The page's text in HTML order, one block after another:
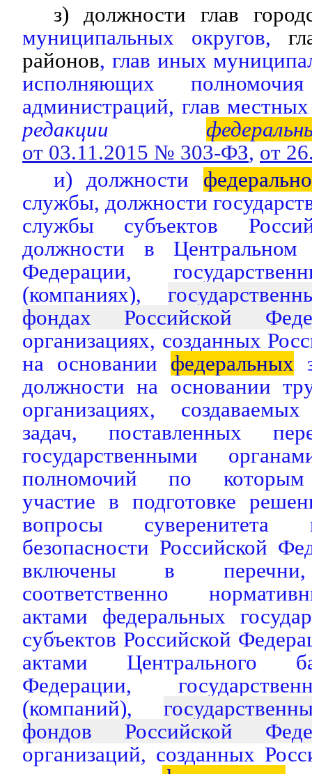
з) должности глав
муниципальных округов,
районов, глав иных
исполняющих
администраций, глав
редакции
от 03.11.2015 № 303-ФЗ, от
и) должности
службы, должности
службы субъектов
должности в Центральном
Федерации,
(компаниях),
фондах Российской
организациях, созданных
на основании федеральных
должности на основании
организациях,
задач, поставленных
государственными
полномочий по которым
участие в подготовке
вопросы суверенитета
безопасности Российской
включены в перечни,
соответственно
актами федеральных
субъектов Российской
актами Центрального
Федерации,
(компаний),
фондов Российской
организаций, созданных